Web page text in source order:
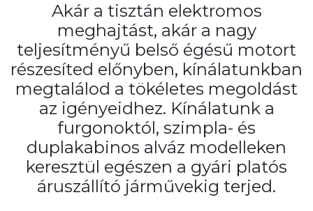
Akár a tisztán elektromos
meghajtást, akár a nagy
teljesítményű belső égésű motort
részesíted előnyben, kínálatunkban
megtalálod a tökéletes megoldást
az igényeidhez. Kínálatunk a
furgonoktól, szimpla- és
duplakabinos alváz modelleken
keresztül egészen a gyári platós
áruszállító járművekig terjed.